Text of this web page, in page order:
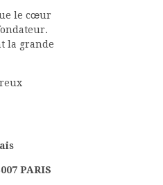
le cœur
la grande
PARIS